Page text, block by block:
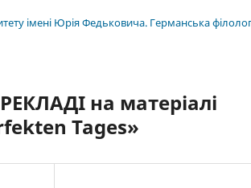
імені Юрія Федьковича. Германська
на матеріалі
Tages»